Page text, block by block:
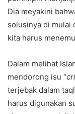
Dia meyakini
solusinya di mulai
kita harus
Dalam melihat
mendorong isu “
terjebak dalam
harus digunakan